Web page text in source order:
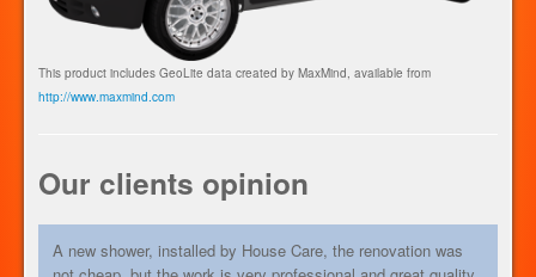
This product includes GeoLite data created by MaxMind, available from
http://www.maxmind.com
Our clients opinion
A new shower, installed by House Care, the renovation was